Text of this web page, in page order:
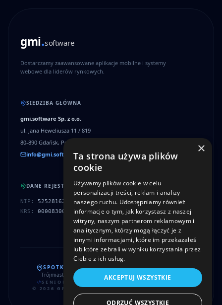
gmi software
Dostarczamy zaawansowane aplikacje mobilne i systemy
webowe dla liderów rynkowych.
SIEDZIBA GŁÓWNA
gmi.software Sp. z o.o.
ul. Jana Heweliusza 11 / 819
80-890 Gdańsk, Polska
info@gmi.software
DANE REJESTROWE
NIP:
5252816287
KRS:
0000830003
SPOTKANIA I KONSULTACJE STACJONARNE:
Trójmiasto
Warszawa Kraków| Poznań |Wrocław|Rzeszów
SENIOR REACT NATIVE DEVELOPMENT TEAM
© 2026 GMI.SOFTWARE • ALL RIGHTS RESERVED
×
Ta strona używa plików
cookie
Używamy plików cookie w celu
personalizacji treści, reklam i analizy
naszego ruchu. Udostępniamy również
informacje o tym, jak korzystasz z naszej
witryny, naszym partnerom reklamowym i
analitycznym, którzy mogą łączyć je z
innymi informacjami, które im przekazałeś
lub które zebrali w wyniku korzystania przez
Ciebie z ich usług.
AKCEPTUJ WSZYSTKIE
ODRZUĆ WSZYSTKIE